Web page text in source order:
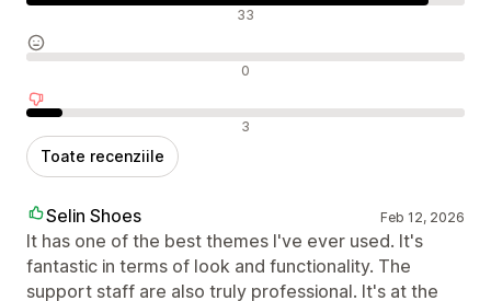
Recenzii pozitive 33
Recenzii neutre 0
Recenzii negative 3
Toate recenziile
Selin Shoes Feb 12, 2026
It has one of the best themes I've ever used. It's
fantastic in terms of look and functionality. The
support staff are also truly professional. It's at the